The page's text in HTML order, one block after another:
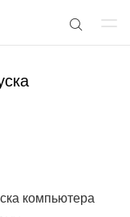
а
От
компьютера